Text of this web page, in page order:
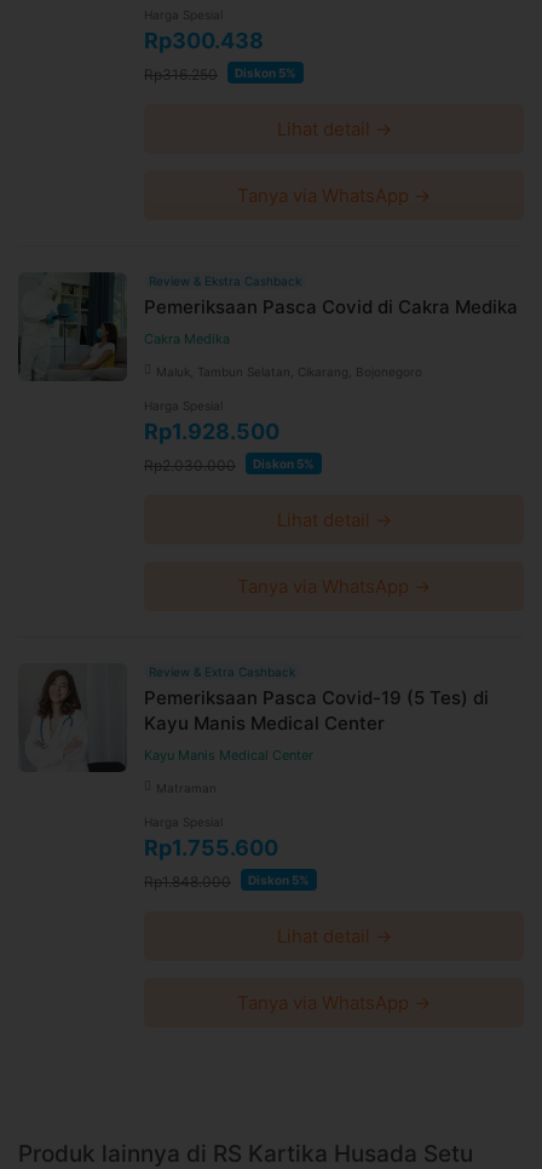
setelah waktu perubahan
Harga paket sudah termasuk biaya administrasi, convenience
fee, biaya pemeliharaan platform.
Harga Spesial
Rp300.438
Rp316.250 Diskon 5%
Lihat detail →
Tanya via WhatsApp →
Review & Ekstra Cashback
Pemeriksaan Pasca Covid di Cakra Medika
Cakra Medika
Maluk, Tambun Selatan, Cikarang, Bojonegoro
Harga Spesial
Rp1.928.500
Rp2.030.000 Diskon 5%
Lihat detail →
Tanya via WhatsApp →
Review & Extra Cashback
Pemeriksaan Pasca Covid-19 (5 Tes) di
Kayu Manis Medical Center
Kayu Manis Medical Center
Matraman
Harga Spesial
Rp1.755.600
Rp1.848.000 Diskon 5%
Lihat detail →
Tanya via WhatsApp →
Produk lainnya di RS Kartika Husada Setu